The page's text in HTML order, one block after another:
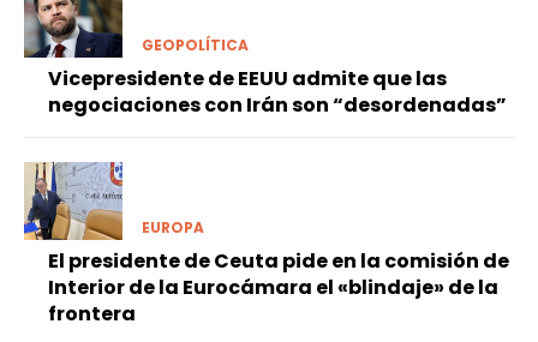
GEOPOLÍTICA
Vicepresidente de EEUU admite que las
negociaciones con Irán son “desordenadas”
EUROPA
El presidente de Ceuta pide en la comisión de
Interior de la Eurocámara el «blindaje» de la
frontera